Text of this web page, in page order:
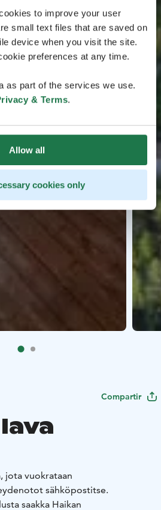
to improve your user
small text files that are saved on
device when you visit the site.
preferences at any time.
as part of the services we use.
& Terms.
Allow all
cookies only
Compartir
jota vuokrataan
sähköpostitse.
saakka Haikan